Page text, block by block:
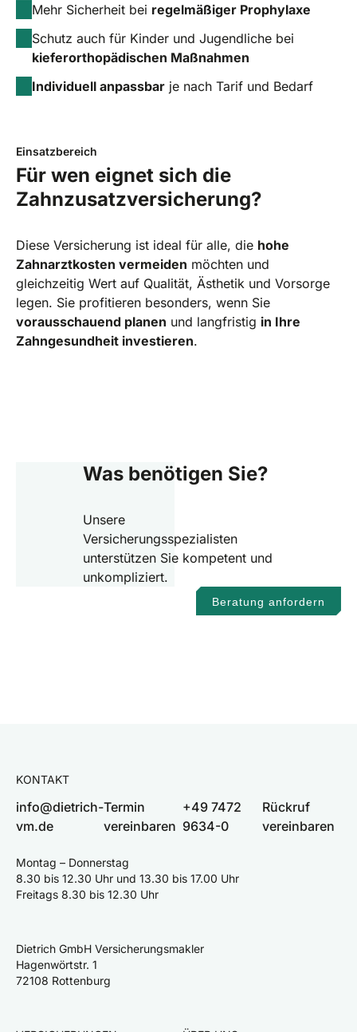
Mehr Sicherheit bei regelmäßiger Prophylaxe
Schutz auch für Kinder und Jugendliche bei
kieferorthopädischen Maßnahmen
Individuell anpassbar je nach Tarif und Bedarf
Einsatzbereich
Für wen eignet sich die
Zahnzusatzversicherung?
Diese Versicherung ist ideal für alle, die hohe
Zahnarztkosten vermeiden möchten und
gleichzeitig Wert auf Qualität, Ästhetik und Vorsorge
legen. Sie profitieren besonders, wenn Sie
vorausschauend planen und langfristig in Ihre
Zahngesundheit investieren.
Was benötigen Sie?
Unsere
Versicherungsspezialisten
unterstützen Sie kompetent und
unkompliziert.
Beratung anfordern
KONTAKT
info@dietrich-
vm.de
Termin
vereinbaren
+49 7472
9634-0
Rückruf
vereinbaren
Montag – Donnerstag
8.30 bis 12.30 Uhr und 13.30 bis 17.00 Uhr
Freitags 8.30 bis 12.30 Uhr
Dietrich GmbH Versicherungsmakler
Hagenwörtstr. 1
72108 Rottenburg